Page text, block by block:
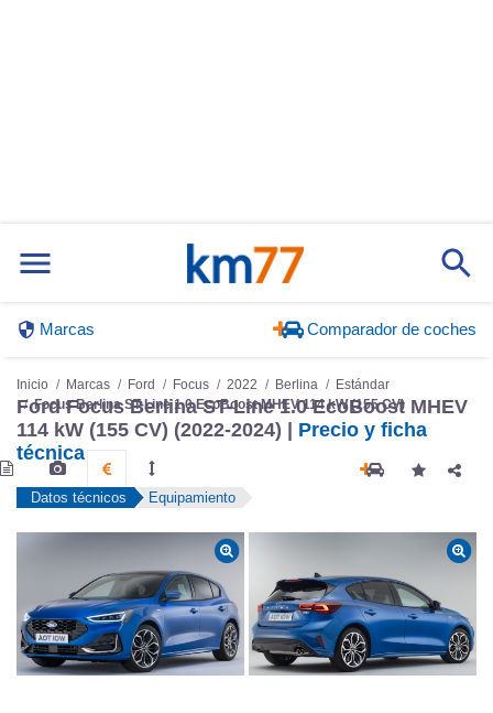
Marcas Comparador de coches
Inicio Marcas Ford Focus 2022 Berlina
Estándar
Focus Berlina ST-Line 1.0 EcoBoost MHEV 114 kW (155 CV)
Ford Focus Berlina ST-Line 1.0 EcoBoost MHEV
114 kW (155 CV) (2022-2024) | Precio y ficha
técnica
Datos técnicos Equipamiento